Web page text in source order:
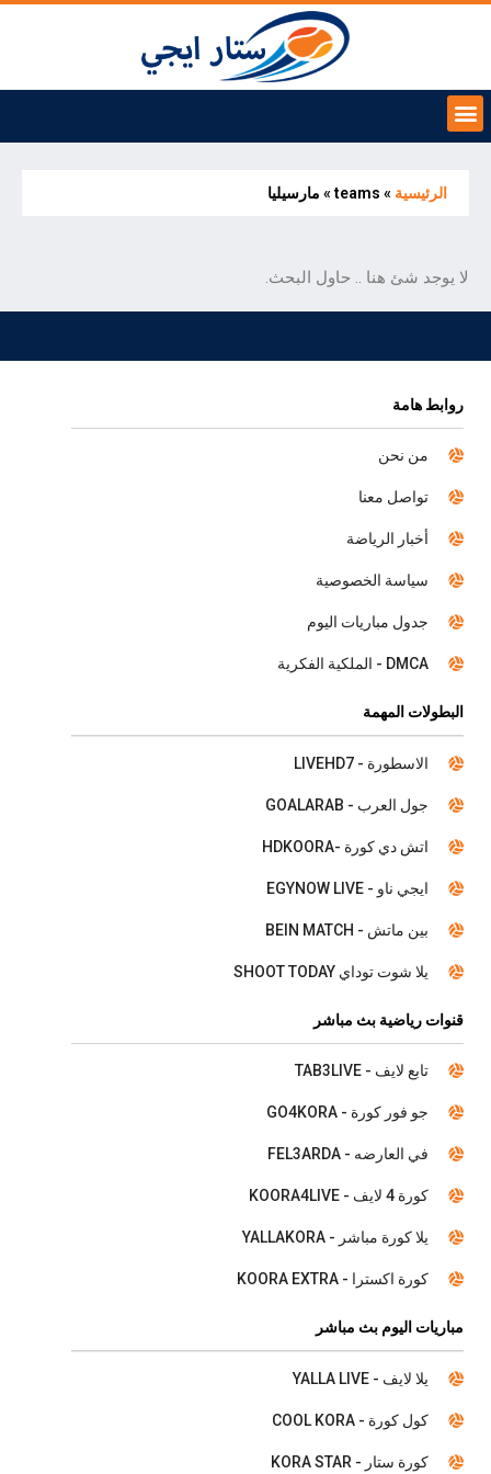
الرئيسية »
teams
» مارسيليا
لا يوجد شئ هنا .. حاول البحث.
روابط هامة
من نحن
تواصل معنا
أخبار الرياضة
سياسة الخصوصية
جدول مباريات اليوم
DMCA - الملكية الفكرية
البطولات المهمة
الاسطورة - LIVEHD7
جول العرب - GOALARAB
اتش دي كورة -HDKOORA
ايجي ناو - EGYNOW LIVE
بين ماتش - BEIN MATCH
يلا شوت توداي SHOOT TODAY
قنوات رياضية بث مباشر
تابع لايف - TAB3LIVE
جو فور كورة - GO4KORA
في العارضه - FEL3ARDA
كورة 4 لايف - KOORA4LIVE
يلا كورة مباشر - YALLAKORA
كورة اكسترا - KOORA EXTRA
مباريات اليوم بث مباشر
يلا لايف - YALLA LIVE
كول كورة - COOL KORA
كورة ستار - KORA STAR